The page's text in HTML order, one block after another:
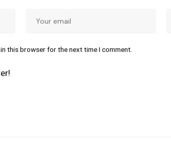
this browser for the next time I comment.